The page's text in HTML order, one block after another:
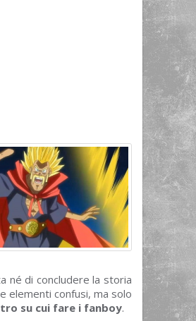
né di concludere la storia
elementi confusi, ma solo
su cui fare i fanboy.